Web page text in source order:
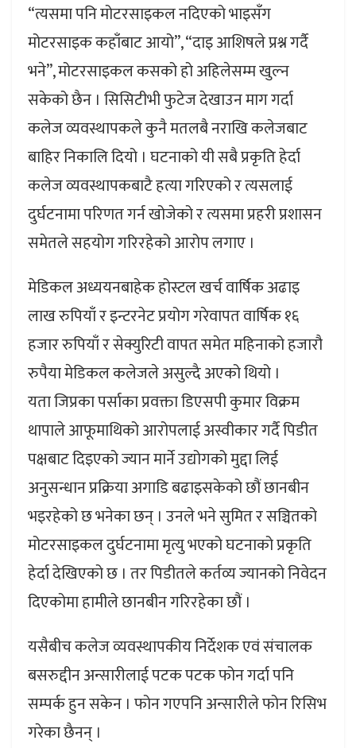
“त्यसमा पनि मोटरसाइकल नदिएको भाइसँग
मोटरसाइक कहाँबाट आयो”, “दाइ आशिषले प्रश्न गर्दै
भने”, मोटरसाइकल कसको हो अहिलेसम्म खुल्न
सकेको छैन । सिसिटीभी फुटेज देखाउन माग गर्दा
कलेज व्यवस्थापकले कुनै मतलबै नराखि कलेजबाट
बाहिर निकालि दियो । घटनाको यी सबै प्रकृति हेर्दा
कलेज व्यवस्थापकबाटै हत्या गरिएको र त्यसलाई
दुर्घटनामा परिणत गर्न खोजेको र त्यसमा प्रहरी प्रशासन
समेतले सहयोग गरिरहेको आरोप लगाए ।
मेडिकल अध्ययनबाहेक होस्टल खर्च वार्षिक अढाइ
लाख रुपियाँ र इन्टरनेट प्रयोग गरेवापत वार्षिक १६
हजार रुपियाँ र सेक्युरिटी वापत समेत महिनाको हजारौ
रुपैया मेडिकल कलेजले असुल्दै अएको थियो ।
यता जिप्रका पर्साका प्रवक्ता डिएसपी कुमार विक्रम
थापाले आफूमाथिको आरोपलाई अस्वीकार गर्दै पिडीत
पक्षबाट दिइएको ज्यान मार्ने उद्योगको मुद्दा लिई
अनुसन्धान प्रक्रिया अगाडि बढाइसकेको छौं छानबीन
भइरहेको छ भनेका छन् । उनले भने सुमित र सञ्चितको
मोटरसाइकल दुर्घटनामा मृत्यु भएको घटनाको प्रकृति
हेर्दा देखिएको छ । तर पिडीतले कर्तव्य ज्यानको निवेदन
दिएकोमा हामीले छानबीन गरिरहेका छौं ।
यसैबीच कलेज व्यवस्थापकीय निर्देशक एवं संचालक
बसरुद्दीन अन्सारीलाई पटक पटक फोन गर्दा पनि
सम्पर्क हुन सकेन । फोन गएपनि अन्सारीले फोन रिसिभ
गरेका छैनन् ।